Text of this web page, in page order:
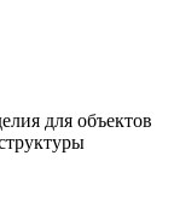
для объектов